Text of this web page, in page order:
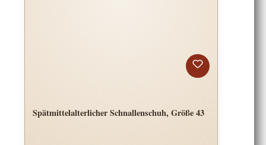
Spätmittelalterlicher Schnallenschuh, Größe 43